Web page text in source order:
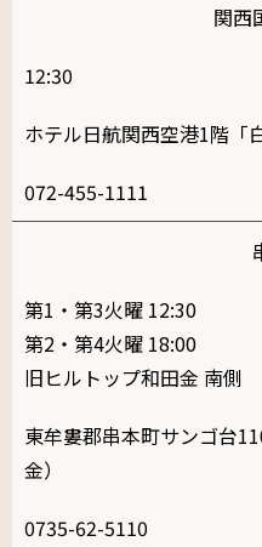
関西
12:30
ホテル日航関西空港1階「
072-455-1111
第1・第3火曜 12:30
第2・第4火曜 18:00
旧ヒルトップ和田金 南側
東牟婁郡串本町サンゴ台
金）
0735-62-5110